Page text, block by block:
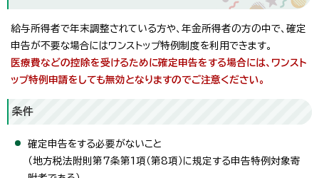
給与所得者で年末調整されている方や、年金所得者の方の中で、確定
申告が不要な場合にはワンストップ特例制度を利用できます。
医療費などの控除を受けるために確定申告をする場合には、ワンスト
ップ特例申請をしても無効となりますのでご注意ください。
条件
確定申告をする必要がないこと
（地方税法附則第7条第1項（第8項）に規定する申告特例対象寄